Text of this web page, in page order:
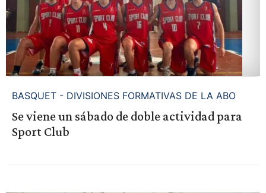
BASQUET - DIVISIONES FORMATIVAS DE LA ABO
Se viene un sábado de doble actividad para
Sport Club